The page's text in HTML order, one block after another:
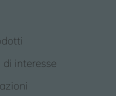
interesse